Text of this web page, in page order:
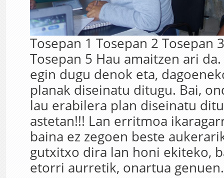
Tosepan 1 Tosepan 2 Tosepan
Tosepan 5 Hau amaitzen ari
egin dugu denok eta,
planak diseinatu ditugu. Bai,
lau erabilera plan diseinatu
astetan!!! Lan erritmoa
baina ez zegoen beste
gutxitxo dira lan honi ekiteko,
etorri aurretik, onartua